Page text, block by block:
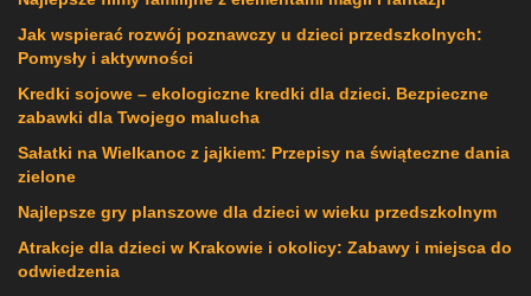
Jak wspierać rozwój poznawczy u dzieci przedszkolnych:
Pomysły i aktywności
Kredki sojowe – ekologiczne kredki dla dzieci. Bezpieczne
zabawki dla Twojego malucha
Sałatki na Wielkanoc z jajkiem: Przepisy na świąteczne dania
zielone
Najlepsze gry planszowe dla dzieci w wieku przedszkolnym
Atrakcje dla dzieci w Krakowie i okolicy: Zabawy i miejsca do
odwiedzenia